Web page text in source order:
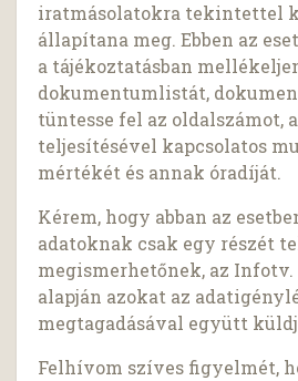
iratmásolatokra tekintettel
állapítana meg. Ebben az
a tájékoztatásban
dokumentumlistát,
tüntesse fel az oldalszámot,
teljesítésével kapcsolatos
mértékét és annak óradíját.
Kérem, hogy abban az
adatoknak csak egy részét
megismerhetőnek, az Infotv.
alapján azokat az
megtagadásával együtt
Felhívom szíves figyelmét,